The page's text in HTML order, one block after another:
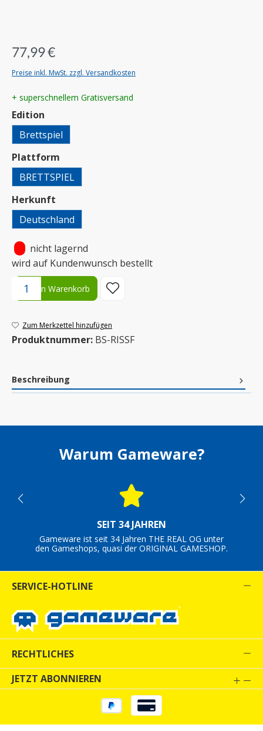
77,99 €
Preise inkl. MwSt. zzgl. Versandkosten
+ superschnellem Gratisversand
Edition
Brettspiel
Plattform
BRETTSPIEL
Herkunft
Deutschland
nicht lagernd
wird auf Kundenwunsch bestellt
Produkt Anzahl: Gib den gewünschten Wert ein oder benutze
In den Warenkorb
Zum Merkzettel hinzufügen
Produktnummer: BS-RISSF
Beschreibung
Warum Gameware?
SEIT 34 JAHREN
Gameware ist seit 34 Jahren THE REAL OG unter
den Gameshops, quasi der ORIGINAL GAMESHOP.
SERVICE-HOTLINE
RECHTLICHES
JETZT ABONNIEREN